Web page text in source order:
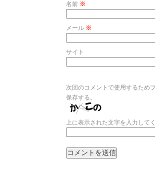
名前 ※
メール ※
サイト
次回のコメントで使用するため
保存する。
上に表示された文字を入力して